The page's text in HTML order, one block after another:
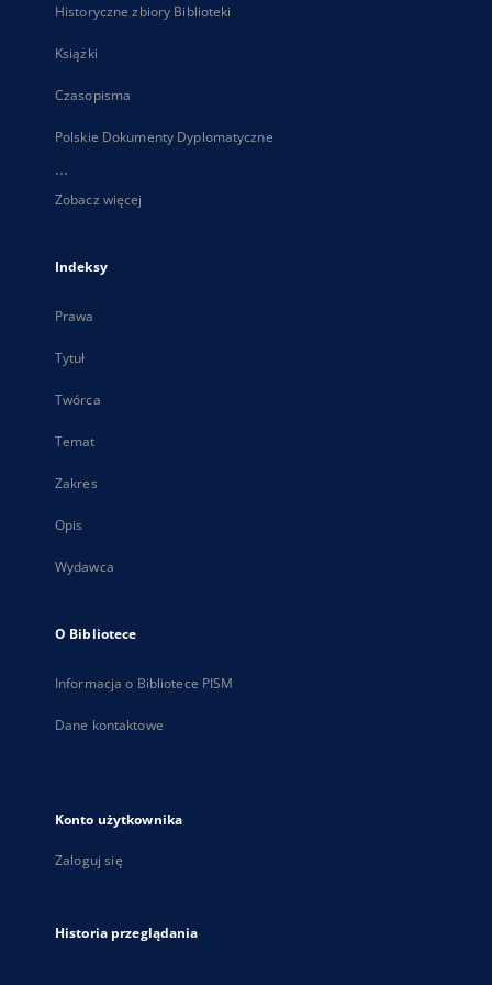
Historyczne zbiory Biblioteki
Książki
Czasopisma
Polskie Dokumenty Dyplomatyczne
...
Zobacz więcej
Indeksy
Prawa
Tytuł
Twórca
Temat
Zakres
Opis
Wydawca
O Bibliotece
Informacja o Bibliotece PISM
Dane kontaktowe
Konto użytkownika
Zaloguj się
Historia przeglądania